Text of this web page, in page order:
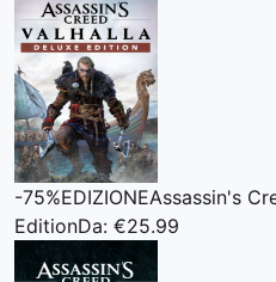
-75%EDIZIONEAssassin's
EditionDa: €25.99